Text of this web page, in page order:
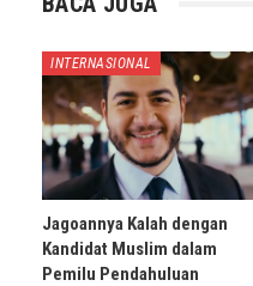
INTERNASIONAL
Jagoannya Kalah dengan
Kandidat Muslim dalam
Pemilu Pendahuluan